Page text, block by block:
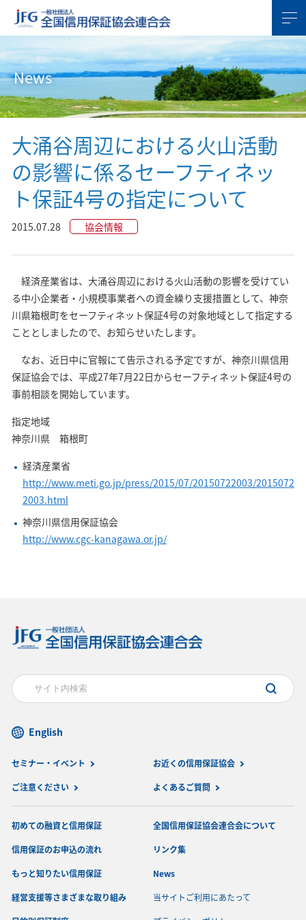
News
大涌谷周辺における火山活動
の影響に係るセーフティネッ
ト保証4号の指定について
2015.07.28 協会情報
経済産業省は、大涌谷周辺における火山活動の影響を受けてい
る中小企業者・小規模事業者への資金繰り支援措置として、神奈
川県箱根町をセーフティネット保証4号の対象地域として指定する
こととしましたので、お知らせいたします。
なお、近日中に官報にて告示される予定ですが、神奈川県信用
保証協会では、平成27年7月22日からセーフティネット保証4号の
事前相談を開始しています。
指定地域
神奈川県 箱根町
経済産業省
http://www.meti.go.jp/press/2015/07/20150722003/2015072
2003.html
神奈川県信用保証協会
http://www.cgc-kanagawa.or.jp/
English
セミナー・イベント お近くの信用保証協会
ご注意ください よくあるご質問
初めての融資と信用保証
信用保証のお申込の流れ
もっと知りたい信用保証
経営支援等さまざまな取り組み
全国信用保証協会連合会について
リンク集
News
当サイトご利用にあたって